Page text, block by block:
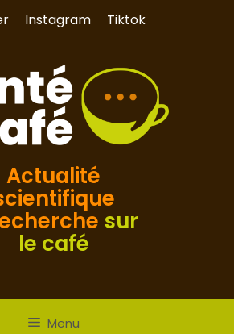
Instagram Tiktok
Actualité
sur
le café
Menu